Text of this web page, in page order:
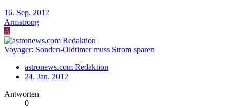
16. Sep. 2012
Armstrong
A
Voyager: Sonden-Oldtimer muss Strom sparen
astronews.com Redaktion
24. Jan. 2012
Antworten
0